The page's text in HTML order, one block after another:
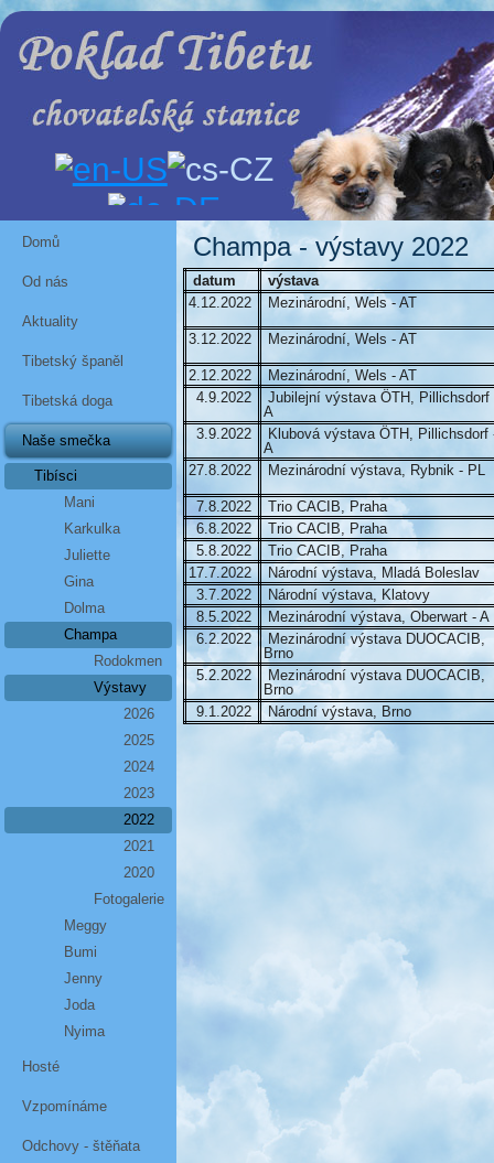
Domů
Od nás
Aktuality
Tibetský španěl
Tibetská doga
Naše smečka
Tibísci
Mani
Karkulka
Juliette
Gina
Dolma
Champa
Rodokmen
Výstavy
2026
2025
2024
2023
2022
2021
2020
Fotogalerie
Meggy
Bumi
Jenny
Joda
Nyima
Hosté
Vzpomínáme
Odchovy - štěňata
Champa - výstavy 2022
datum
výstava
4.12.2022
Mezinárodní, Wels - AT
3.12.2022 Mezinárodní, Wels - AT
2.12.2022
Mezinárodní, Wels - AT
4.9.2022
Jubilejní výstava ÖTH, Pillichsdorf
A
3.9.2022
Klubová výstava ÖTH, Pillichsdorf
A
27.8.2022
Mezinárodní výstava, Rybnik - PL
7.8.2022
Trio CACIB, Praha
6.8.2022
Trio CACIB, Praha
5.8.2022
Trio CACIB, Praha
17.7.2022
Národní výstava, Mladá Boleslav
3.7.2022
Národní výstava, Klatovy
8.5.2022
Mezinárodní výstava, Oberwart - A
6.2.2022
Mezinárodní výstava DUOCACIB,
Brno
5.2.2022
Mezinárodní výstava DUOCACIB,
Brno
9.1.2022
Národní výstava, Brno